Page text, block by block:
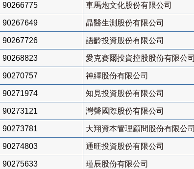
90266775 車馬炮文化股份有限公司
90267649 晶醫生測股份有限公司
90267726 語齡投資股份有限公司
90268823 愛克賽爾投資控股股份有限公司
90270757 神繹股份有限公司
90271974 知見投資股份有限公司
90273121 灣聲國際股份有限公司
90273781 大翔資本管理顧問股份有限公司
90274803 通旺投資股份有限公司
90275633 瑾辰股份有限公司